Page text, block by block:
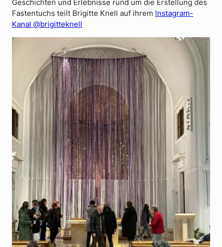
Geschichten und Erlebnisse rund um die Erstellung des
Fastentuchs teilt Brigitte Knell auf ihrem Instagram-
Kanal @brigitteknell